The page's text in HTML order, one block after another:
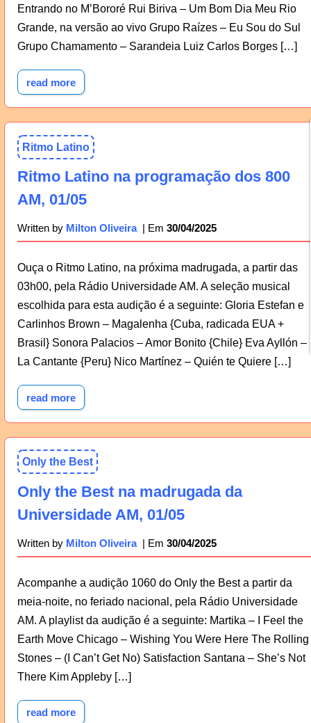
Entrando no M’Bororé Rui Biriva – Um Bom Dia Meu Rio
Grande, na versão ao vivo Grupo Raízes – Eu Sou do Sul
Grupo Chamamento – Sarandeia Luiz Carlos Borges […]
read more
Ritmo Latino
Ritmo Latino na programação dos 800
AM, 01/05
Written by Milton Oliveira 30/04/2025
Ouça o Ritmo Latino, na próxima madrugada, a partir das
03h00, pela Rádio Universidade AM. A seleção musical
escolhida para esta audição é a seguinte: Gloria Estefan e
Carlinhos Brown – Magalenha {Cuba, radicada EUA +
Brasil} Sonora Palacios – Amor Bonito {Chile} Eva Ayllón –
La Cantante {Peru} Nico Martínez – Quién te Quiere […]
read more
Only the Best
Only the Best na madrugada da
Universidade AM, 01/05
Written by Milton Oliveira 30/04/2025
Acompanhe a audição 1060 do Only the Best a partir da
meia-noite, no feriado nacional, pela Rádio Universidade
AM. A playlist da audição é a seguinte: Martika – I Feel the
Earth Move Chicago – Wishing You Were Here The Rolling
Stones – (I Can’t Get No) Satisfaction Santana – She’s Not
There Kim Appleby […]
read more